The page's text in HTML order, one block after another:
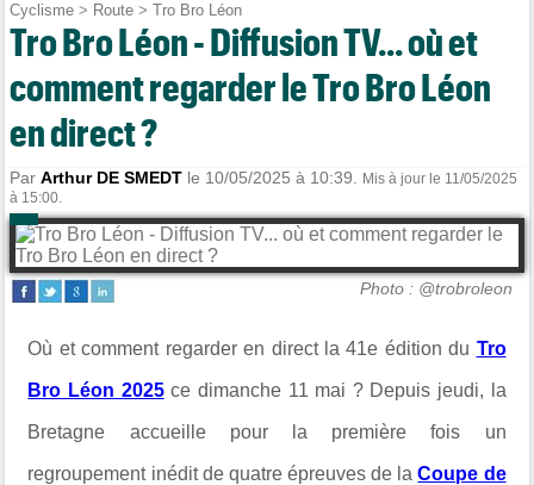
Cyclisme > Route >Tro Bro Léon
Tro Bro Léon - Diffusion TV... où et
comment regarder le Tro Bro Léon
en direct ?
ParArthur DE SMEDT le 10/05/2025 à 10:39.
Mis à jour le 11/05/2025
à 15:00.
Photo : @trobroleon
Où et comment regarder en direct la 41e édition du Tro
Bro Léon 2025ce dimanche 11 mai ? Depuis jeudi, la
Bretagne accueille pour la première fois un
regroupement inédit de quatre épreuves de laCoupe de